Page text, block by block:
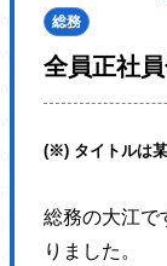
総務
全員正社
(※) タイトルは
総務の大江で
りました。
height: 1em !important;
width: 1em !important;
background: none
</style>